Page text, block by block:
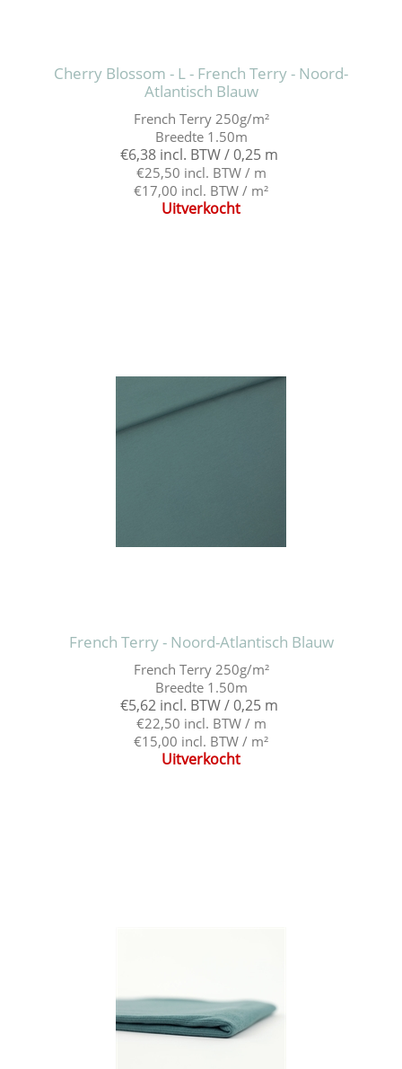
Cherry Blossom - L - French Terry - Noord-
Atlantisch Blauw
French Terry 250g/m²
Breedte 1.50m
€6,38 incl. BTW / 0,25 m
€25,50 incl. BTW / m
€17,00 incl. BTW / m²
Uitverkocht
French Terry - Noord-Atlantisch Blauw
French Terry 250g/m²
Breedte 1.50m
€5,62 incl. BTW / 0,25 m
€22,50 incl. BTW / m
€15,00 incl. BTW / m²
Uitverkocht